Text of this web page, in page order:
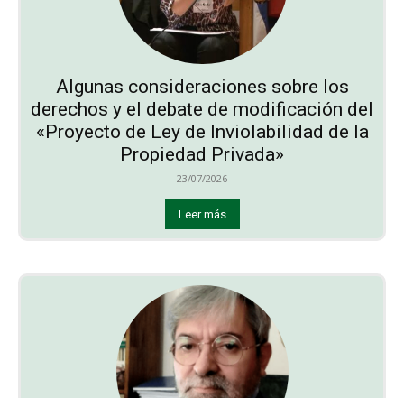
Algunas consideraciones sobre los
derechos y el debate de modificación del
«Proyecto de Ley de Inviolabilidad de la
Propiedad Privada»
23/07/2026
Leer más